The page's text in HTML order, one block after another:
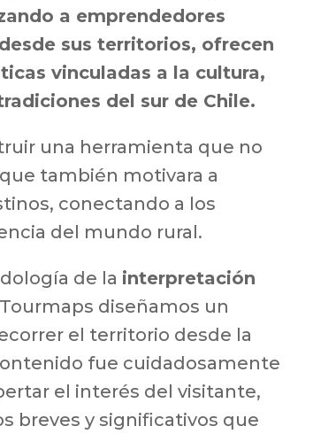
a emprendedores
sus territorios, ofrecen
vinculadas a la cultura,
del sur de Chile.
una herramienta que no
también motivara a
conectando a los
del mundo rural.
de la interpretación
diseñamos un
el territorio desde la
fue cuidadosamente
el interés del visitante,
breves y significativos que